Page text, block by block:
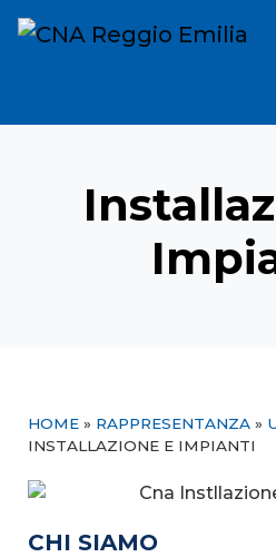
HOME » RAPPRESENTANZA »
INSTALLAZIONE E IMPIANTI
CHI SIAMO